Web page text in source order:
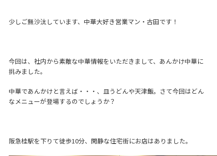
少しご無沙汰しています、中華大好き営業マン・古田です！
今回は、社内から素敵な中華情報をいただきまして、あんかけ中華に
挑みました。
中華であんかけと言えば・・・、皿うどんや天津飯。さて今回はどん
なメニューが登場するのでしょうか？
阪急桂駅を下りて徒歩10分、閑静な住宅街にお店はありました。